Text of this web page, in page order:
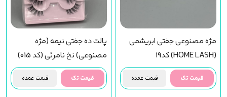
مژه مصنوعی جفتی ابریشمی
(HOME LASH) کد19
قیمت تک قیمت عمده
پالت ده جفتی نیمه (مژه
مصنوعی) نخ نامرئی (کد 015)
قیمت تک قیمت عمده